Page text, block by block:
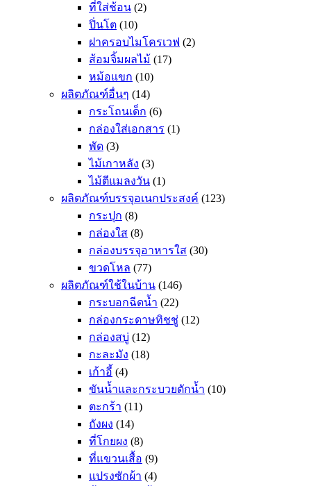
ที่ใส่ช้อน (2)
ปิ่นโต (10)
ฝาครอบไมโครเวฟ (2)
ส้อมจิ้มผลไม้ (17)
หม้อแขก (10)
ผลิตภัณฑ์อื่นๆ (14)
กระโถนเด็ก (6)
กล่องใส่เอกสาร (1)
พัด (3)
ไม้เกาหลัง (3)
ไม้ตีแมลงวัน (1)
ผลิตภัณฑ์บรรจุอเนกประสงค์ (123)
กระปุก (8)
กล่องใส (8)
กล่องบรรจุอาหารใส (30)
ขวดโหล (77)
ผลิตภัณฑ์ใช้ในบ้าน (146)
กระบอกฉีดน้ำ (22)
กล่องกระดาษทิชชู่ (12)
กล่องสบู่ (12)
กะละมัง (18)
เก้าอี้ (4)
ขันน้ำและกระบวยตักน้ำ (10)
ตะกร้า (11)
ถังผง (14)
ที่โกยผง (8)
ที่แขวนเสื้อ (9)
แปรงซักผ้า (4)